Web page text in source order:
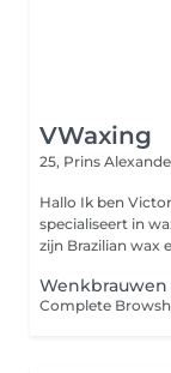
VWaxing
25, Prins
Hallo Ik ben
specialiseert in
zijn Brazilian wax